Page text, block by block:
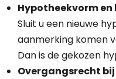
Hypotheekvorm
Sluit u een nieuwe
aanmerking komen
Dan is de gekozen
Overgangsrecht